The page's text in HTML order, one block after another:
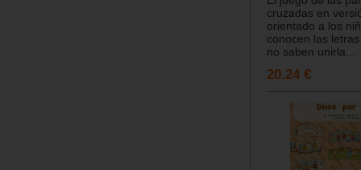
cruzadas en
orientado a los
conocen las
no saben unirla...
20.24 €